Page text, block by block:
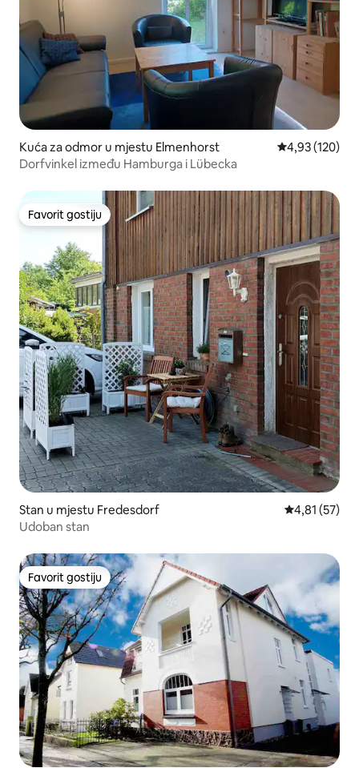
Kuća za odmor u mjestu Elmenhorst prosječna
4,93 (120)
Dorfvinkel između Hamburga i Lübecka
Favorit gostiju
Favorit gostiju
Stan u mjestu Fredesdorf prosječna
4,81 (57)
Udoban stan
Favorit gostiju
Favorit gostiju